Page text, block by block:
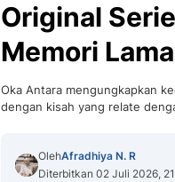
Original
Memori Lama
Oka Antara mengungkapkan
dengan kisah yang relate
OlehAfradhiya N. R
Diterbitkan 02 Juli 2026,